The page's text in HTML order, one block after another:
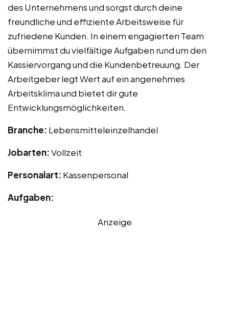
des Unternehmens und sorgst durch deine
freundliche und effiziente Arbeitsweise für
zufriedene Kunden. In einem engagierten Team
übernimmst du vielfältige Aufgaben rund um den
Kassiervorgang und die Kundenbetreuung. Der
Arbeitgeber legt Wert auf ein angenehmes
Arbeitsklima und bietet dir gute
Entwicklungsmöglichkeiten.
Branche: Lebensmitteleinzelhandel
Jobarten:Vollzeit
Personalart: Kassenpersonal
Aufgaben:
Anzeige